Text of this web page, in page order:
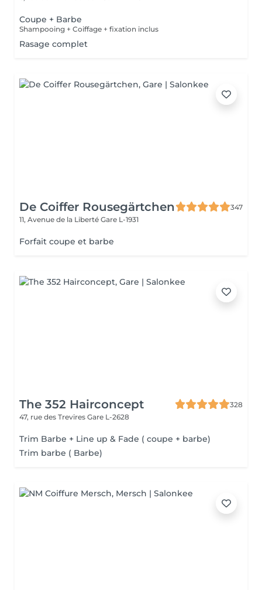
Coupe + Barbe
Shampooing + Coiffage + fixation inclus
Rasage complet
De Coiffer Rousegärtchen
347
11, Avenue de la Liberté Gare L-1931
Forfait coupe et barbe
The 352 Hairconcept
328
47, rue des Trevires Gare L-2628
Trim Barbe + Line up & Fade ( coupe + barbe)
Trim barbe ( Barbe)